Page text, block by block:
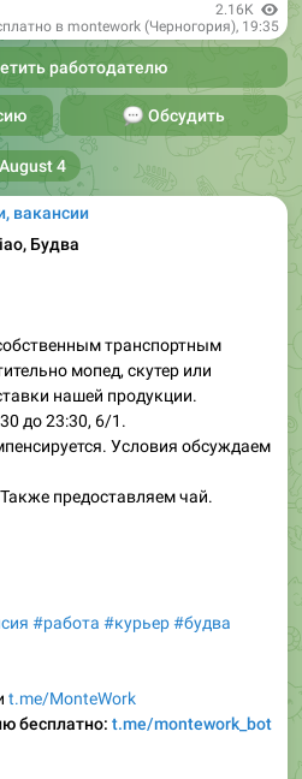
2.16K
в montework (Черногория), 19:35
работодателю
Обсудить
вакансии
Будва
транспортным
мопед, скутер или
нашей продукции.
до 23:30, 6/1.
Условия обсуждаем
предоставляем чай.
#работа #курьер#будва
t.me/MonteWork
бесплатно: t.me/montework_bot
August 4